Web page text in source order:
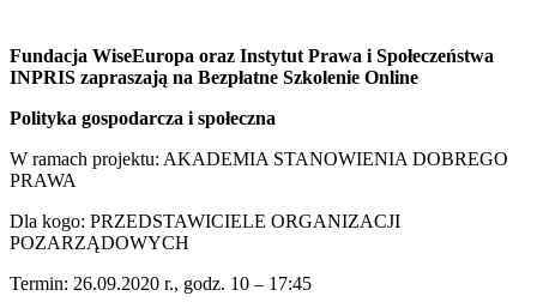
Fundacja WiseEuropa oraz Instytut Prawa i Społeczeństwa
INPRIS zapraszają na Bezpłatne Szkolenie Online
Polityka gospodarcza i społeczna
W ramach projektu: AKADEMIA STANOWIENIA DOBREGO
PRAWA
Dla kogo: PRZEDSTAWICIELE ORGANIZACJI
POZARZĄDOWYCH
Termin: 26.09.2020 r., godz. 10 – 17:45